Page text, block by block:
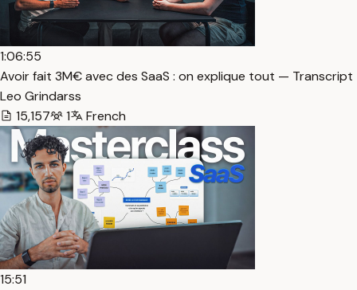
1:06:55
Avoir fait 3M€ avec des SaaS : on explique tout — Transcript
Leo Grindarss
15,157
1 French
15:51